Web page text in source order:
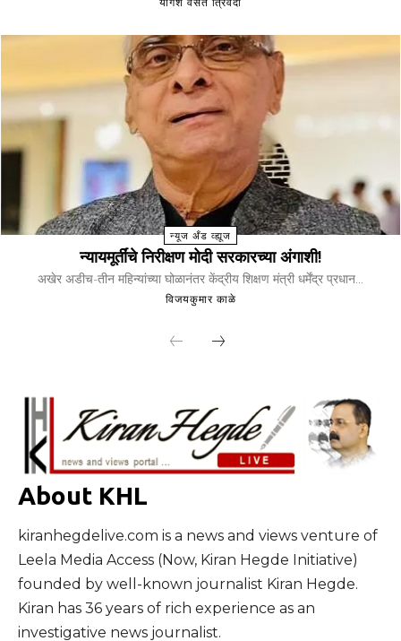
न्यूज अँड व्ह्यूज
न्यायमूर्तींचे निरीक्षण मोदी सरकारच्या अंगाशी!
अखेर अडीच-तीन महिन्यांच्या घोळानंतर केंद्रीय शिक्षण मंत्री धर्मेंद्र प्रधान...
विजयकुमार काळे
About KHL
kiranhegdelive.com is a news and views venture of
Leela Media Access (Now, Kiran Hegde Initiative)
founded by well-known journalist Kiran Hegde.
Kiran has 36 years of rich experience as an
investigative news journalist.